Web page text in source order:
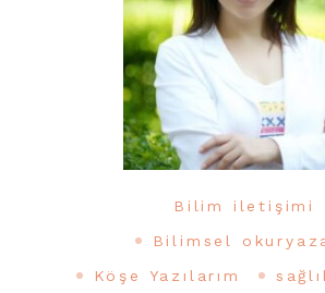
Bilim iletişimi
Bilimsel
Köşe Yazılarım